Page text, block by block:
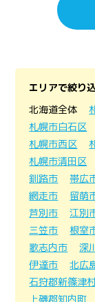
エリアで絞り
北海道全体
札幌市白石区
札幌市西区
札幌市清田区
釧路市
帯広
網走市
留萌
芦別市
江別
三笠市
根室
歌志内市
深
伊達市
北広
石狩郡新篠津
上磯郡知内町